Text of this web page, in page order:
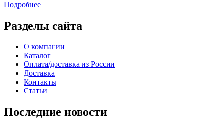
Подробнее
Разделы сайта
О компании
Каталог
Оплата/доставка из России
Доставка
Контакты
Статьи
Последние новости